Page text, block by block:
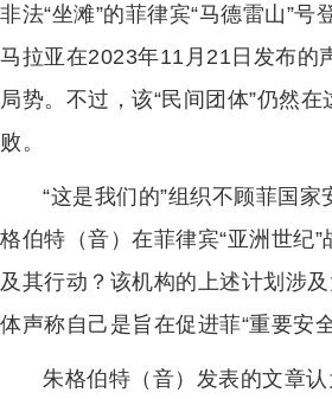
非法“坐滩”的菲律宾“马德雷山”
马拉亚在2023年11月21日发布的
局势。不过，该“民间团体”仍然
败。
“这是我们的”组织不顾菲国
格伯特（音）在菲律宾“亚洲世纪
及其行动？该机构的上述计划涉
体声称自己是旨在促进菲“重要安
朱格伯特（音）发表的文章